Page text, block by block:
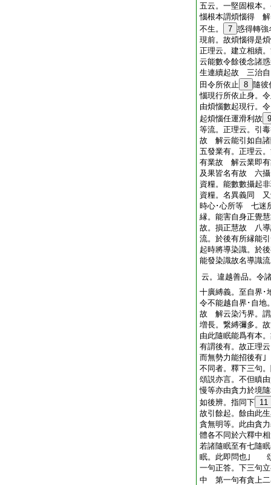
五云。一堅固根本
惱根本謂煩惱得 解
不生。
7 惑得轉強
現前。故煩惱得是
正理云。建立相續
云能數令餘後念諸
生連續起故 三治自
田令所依止 8 隨
惱現行所依止身。
由煩惱數起現行。
起煩惱任運滑利故 9
等流。正理云。引
故 解云能引如自
五發業有。正理云
有業故 解云業即有
及果皆名有故 六攝
資糧。能數數攝起
資糧。名異義同 又
時心･心所等 七迷
縁。能害自身正覺
故。損正慧故 八導
流。於後有所縁能
起時將導染識。於
能發染識故名導識
云。違越善品。令
十廣縛義。至自界･
令不能越自界･自地
故 解云染汚界。謂
増長。繋縛彌多。
由此隨眠能爲有本
有謂後有。故正理
而無勢力能招後
不同者。釋下三句
頌説亦言。不但瞋
慢等亦由貪力於境
如後辨。指同下 11
故引餘起。餘由此
貪無明等。此由貪
體各不同於六釋中
若諸隨眠至有七隨
眠。此即問也｣ 頌
一句正答。下三句
中 第一句有貪上二